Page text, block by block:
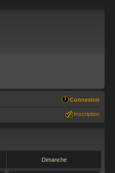
Connexion
Inscription
Dimanche